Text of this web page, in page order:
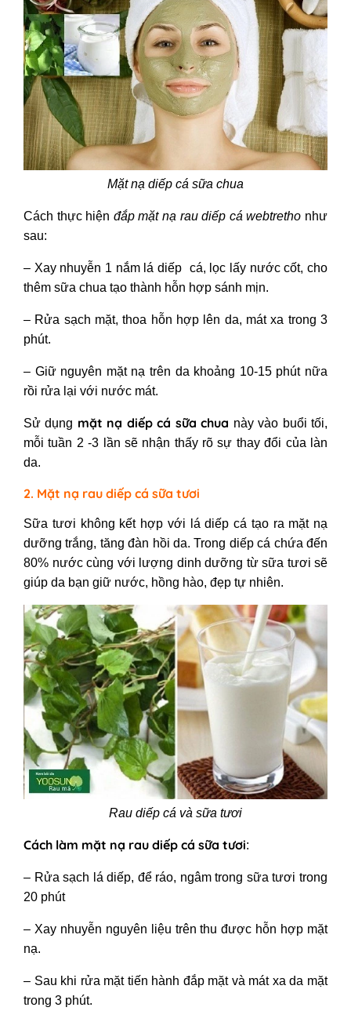
Mặt nạ diếp cá sữa chua
Cách thực hiện đắp mặt nạ rau diếp cá webtretho như
sau:
– Xay nhuyễn 1 nắm lá diếp cá, lọc lấy nước cốt, cho
thêm sữa chua tạo thành hỗn hợp sánh mịn.
– Rửa sạch mặt, thoa hỗn hợp lên da, mát xa trong 3
phút.
– Giữ nguyên mặt nạ trên da khoảng 10-15 phút nữa
rồi rửa lại với nước mát.
Sử dụng mặt nạ diếp cá sữa chua này vào buổi tối,
mỗi tuần 2 -3 lần sẽ nhận thấy rõ sự thay đổi của làn
da.
2. Mặt nạ rau diếp cá sữa tươi
Sữa tươi không kết hợp với lá diếp cá tạo ra mặt nạ
dưỡng trắng, tăng đàn hồi da. Trong diếp cá chứa đến
80% nước cùng với lượng dinh dưỡng từ sữa tươi sẽ
giúp da bạn giữ nước, hồng hào, đẹp tự nhiên.
Rau diếp cá và sữa tươi
Cách làm mặt nạ rau diếp cá sữa tươi:
– Rửa sạch lá diếp, để ráo, ngâm trong sữa tươi trong
20 phút
– Xay nhuyễn nguyên liệu trên thu được hỗn hợp mặt
nạ.
– Sau khi rửa mặt tiến hành đắp mặt và mát xa da mặt
trong 3 phút.